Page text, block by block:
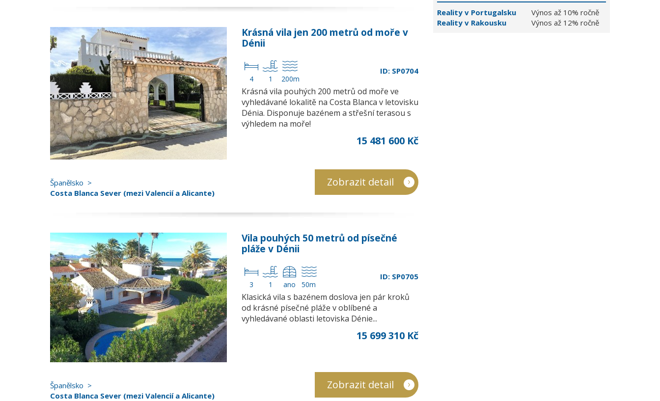
Krásná vila jen 200 metrů od moře v
Dénii
4 1 200m
ID: SP0704
Krásná vila pouhých 200 metrů od moře ve
vyhledávané lokalitě na Costa Blanca v letovisku
Dénia. Disponuje bazénem a střešní terasou s
výhledem na moře!
15 481 600 Kč
Španělsko
Costa Blanca Sever (mezi Valencií a Alicante)
Zobrazit detail
Vila pouhých 50 metrů od písečné
pláže v Dénii
3 1 ano 50m
ID: SP0705
Klasická vila s bazénem doslova jen pár kroků
od krásné písečné pláže v oblíbené a
vyhledávané oblasti letoviska Dénie...
15 699 310 Kč
Španělsko
Costa Blanca Sever (mezi Valencií a Alicante)
Zobrazit detail
Reality v Portugalsku
Výnos až 10% ročně
Reality v Rakousku
Výnos až 12% ročně